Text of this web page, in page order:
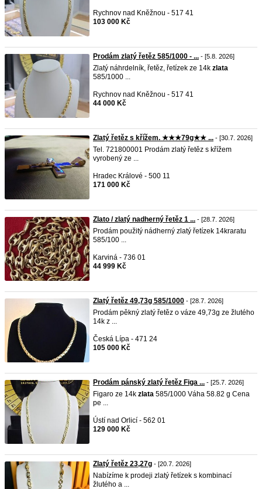
Rychnov nad Kněžnou - 517 41
103 000 Kč
Prodám zlatý řetěz 585/1000 - ... - [5.8. 2026]
Zlatý náhrdelník, řetěz, řetízek ze 14k zlata
585/1000 ...
Rychnov nad Kněžnou - 517 41
44 000 Kč
Zlatý řetěz s křížem. ★★★79g★★ ... - [30.7. 2026]
Tel. 721800001 Prodám zlatý řetěz s křížem
vyrobený ze ...
Hradec Králové - 500 11
171 000 Kč
Zlato / zlatý nadherný řetěz 1 ... - [28.7. 2026]
Prodám použitý nádherný zlatý řetízek 14kraratu
585/100 ...
Karviná - 736 01
44 999 Kč
Zlatý řetěz 49,73g 585/1000 - [28.7. 2026]
Prodám pěkný zlatý řetěz o váze 49,73g ze žlutého
14k z ...
Česká Lípa - 471 24
105 000 Kč
Prodám pánský zlatý řetěz Figa ... - [25.7. 2026]
Figaro ze 14k zlata 585/1000 Váha 58.82 g Cena
pe ...
Ústí nad Orlicí - 562 01
129 000 Kč
Zlatý řetěz 23,27g - [20.7. 2026]
Nabízíme k prodeji zlatý řetízek s kombinací
žlutého a ...